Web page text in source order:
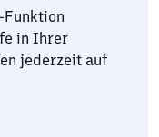
Funktion
in Ihrer
jederzeit auf